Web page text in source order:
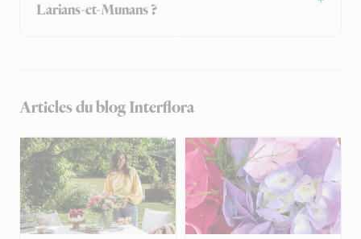
Larians-et-Munans ?
Articles du blog Interflora